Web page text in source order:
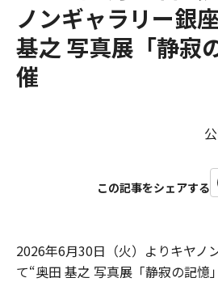
ノンギャラリー銀
基之 写真展「静寂
催
2026年6月30日（火）よりキヤノ
て“奥田 基之 写真展「静寂の記憶